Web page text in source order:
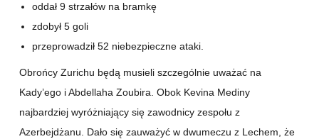
oddał 9 strzałów na bramkę
zdobył 5 goli
przeprowadził 52 niebezpieczne ataki.
Obrońcy Zurichu będą musieli szczególnie uważać na
Kady’ego i Abdellaha Zoubira. Obok Kevina Mediny
najbardziej wyróżniający się zawodnicy zespołu z
Azerbejdżanu. Dało się zauważyć w dwumeczu z Lechem, że